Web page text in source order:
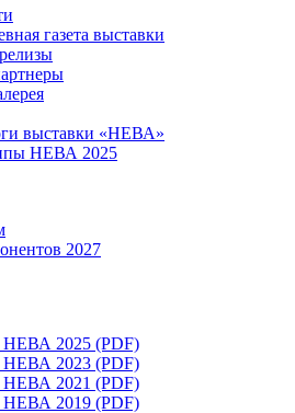
газета выставки
выставки «НЕВА»
НЕВА 2025
2027
НЕВА 2025 (PDF)
НЕВА 2023 (PDF)
НЕВА 2021 (PDF)
НЕВА 2019 (PDF)